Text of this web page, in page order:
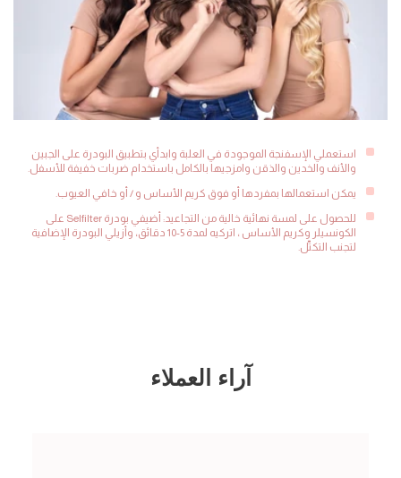
استعملي الإسفنجة الموجودة في العلبة وابدأي بتطبيق البودرة على الجبين
والأنف والخدين والذقن وامزجيها بالكامل باستخدام ضربات خفيفة للأسفل.
يمكن استعمالها بمفردها أو فوق كريم الأساس و / أو خافي العيوب.
للحصول على لمسة نهائية خالية من التجاعيد: أضيفي بودرة Selfilter على
الكونسيلر وكريم الأساس ، اتركيه لمدة 5-10 دقائق، وأزيلي البودرة الإضافية
لتجنب التكتّل.
آراء العملاء